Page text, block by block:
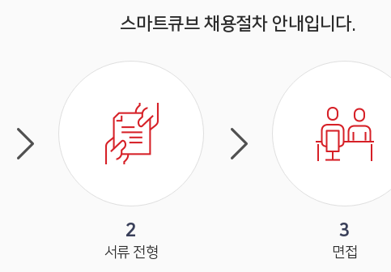
스마트큐브 채용절차 안내입니다.
2
서류 전형
3
면접